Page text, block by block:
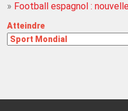
» Football espagnol :
Atteindre